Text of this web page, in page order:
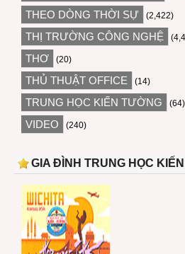
THEO DÒNG THỜI SỰ (2,422)
THỊ TRƯỜNG CÔNG NGHỆ
THƠ (20)
THỦ THUẬT OFFICE (14)
TRUNG HỌC KIẾN TƯỜNG (64)
VIDEO (240)
GIA ĐÌNH TRUNG HỌC